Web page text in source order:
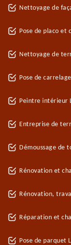
Nettoyage de
Pose de placo et
Nettoyage de
Pose de
Peintre intérieur
Entreprise de
Démoussage de
Rénovation et
Rénovation,
Réparation et
Pose de parquet